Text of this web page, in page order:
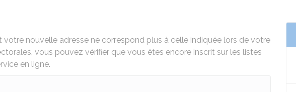
votre nouvelle adresse ne correspond plus à celle indiquée lors de votre
vous pouvez vérifier que vous êtes encore inscrit sur les listes
en ligne.